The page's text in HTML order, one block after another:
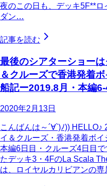
夜のこの日も、デッキ5F**
ダン…
記事を読む
最後のシアターショー
＆クルーズで香港発着
船記ー2019.8月・本編6-
2020年2月13日
こんばんは～´∀`)ﾉ))
イ＆クルーズ・香港発着ボイ
本編6日目・クルーズ4日目
たデッキ3・4FのLa Scala
は、ロイヤルカリビアンの